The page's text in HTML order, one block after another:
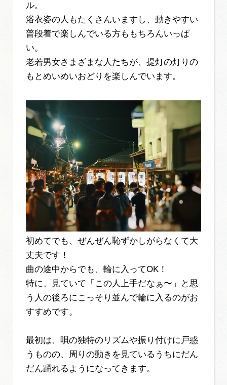
ル。
浴衣姿の人もたくさんいますし、動きやすい
普段着で楽しんでいる方ももちろんいっぱ
い。
老若男女さまざまな人たちが、提灯の灯りの
もとめいめいおどりを楽しんでいます。
初めてでも、ぜんぜん恥ずかしがらなくて大
丈夫です！
曲の途中からでも、輪に入ってOK！
特に、見ていて「この人上手だなぁ〜」と思
う人の後ろにこっそり並んで輪に入るのがお
すすめです。
最初は、唄の独特のリズムや振り付けに戸惑
うものの、周りの動きを見ているうちにだん
だん踊れるようになってきます。